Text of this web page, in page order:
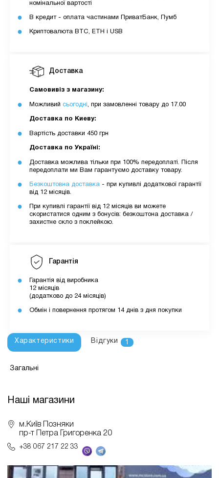
Доставка
Самовивіз з магазину:
Можливий сьогодні, при замовленні товару до 17.00
Доставка по Киеву:
Вартість доставки 450 грн
Доставка по Україні:
Доставка можлива тільки при 100% передоплаті. Після
передоплати ми Вам гарантуємо доставку товару.
Безкоштовна доставка - при купивлі додаткової гарантії
від 12 місяців.
При купивлі гарантії від 12 місяців ви можете
скористатися одним з бонусів: безкоштона доставка /
захистне скло з поклейкою.
Гарантія
Гарантія від виробника
12 місяців
(додатково до 24 місяців)
Обмін і повернення протягом 14 днів з дня покупки
номінальної вартості
В кредит - оплата частинами ПриватБанк, Пумб
Криптовалюта BTC, ETH і USB
Характеристики Відгуки 1
Загальні
Наші магазини
м.Київ Позняки
пр-т Петра Григоренка 20
+38 067 217 22 33